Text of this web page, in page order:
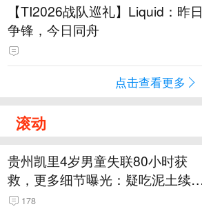
【TI2026战队巡礼】Liquid：昨日
争锋，今日同舟
点击查看更多
滚动
贵州凯里4岁男童失联80小时获
救，更多细节曝光：疑吃泥土续
命，搜救至20米附近错过多找3天
178